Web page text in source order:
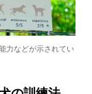
力などが示されてい